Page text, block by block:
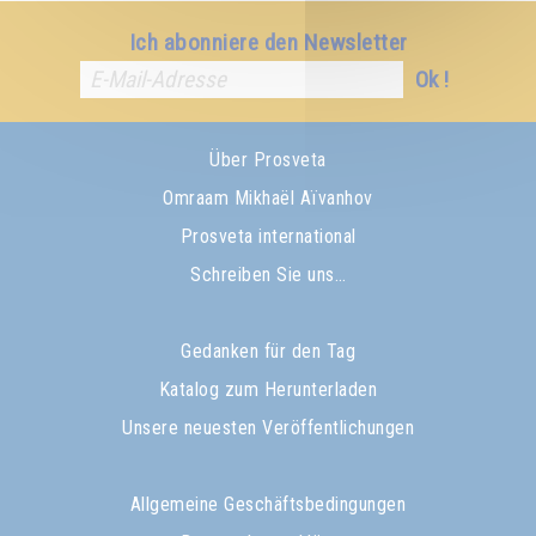
Ich abonniere den Newsletter
Ok !
Über Prosveta
Omraam Mikhaël Aïvanhov
Prosveta international
Schreiben Sie uns…
Gedanken für den Tag
Katalog zum Herunterladen
Unsere neuesten Veröffentlichungen
Allgemeine Geschäftsbedingungen